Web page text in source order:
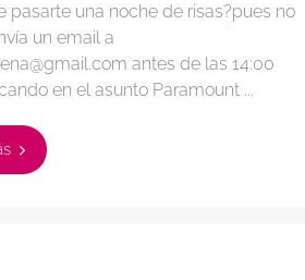
pasarte una noche de risas?pues no
un email a
antes de las 14:00
en el asunto Paramount ...